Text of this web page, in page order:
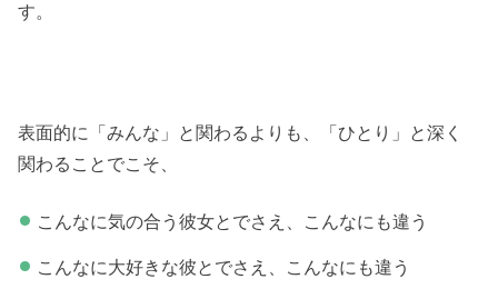
す。
表面的に「みんな」と関わるよりも、「ひとり」と深く
関わることでこそ、
こんなに気の合う彼女とでさえ、こんなにも違う
こんなに大好きな彼とでさえ、こんなにも違う